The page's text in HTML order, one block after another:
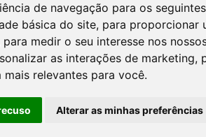
de navegação para os
básica do site, para proporcionar
para medir o seu interesse nos
as interações de marketing,
mais relevantes para você.
Alterar as minhas preferências